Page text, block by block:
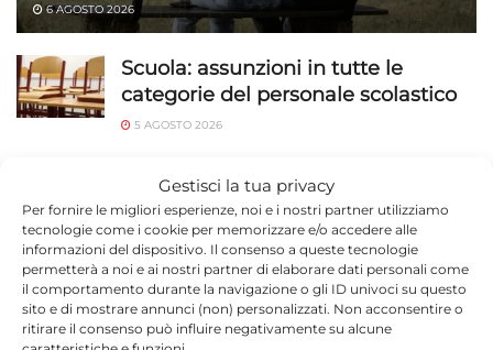
Gestisci la tua privacy
Per fornire le migliori esperienze, noi e i nostri partner utilizziamo
tecnologie come i cookie per memorizzare e/o accedere alle
informazioni del dispositivo. Il consenso a queste tecnologie
permetterà a noi e ai nostri partner di elaborare dati personali come
il comportamento durante la navigazione o gli ID univoci su questo
sito e di mostrare annunci (non) personalizzati. Non acconsentire o
ritirare il consenso può influire negativamente su alcune
6 AGOSTO 2026
Scuola: assunzioni in tutte le
categorie del personale scolastico
5 AGOSTO 2026
trasferisce: Seguimi gratis fino a
fine anno
5 AGOSTO 2026
Maltempo Sicilia allerta gialla:
temporali e afa